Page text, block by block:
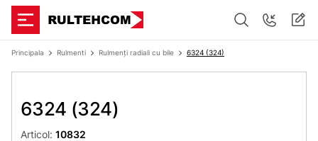
Principala Rulmenti Rulmenți radiali cu bile 6324 (324)
6324 (324)
Articol: 10832